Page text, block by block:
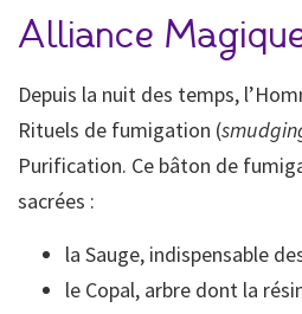
Alliance
Depuis la nuit des temps,
Rituels de fumigation (
Purification. Ce bâton de
sacrées :
la Sauge, indispensable
le Copal, arbre dont la